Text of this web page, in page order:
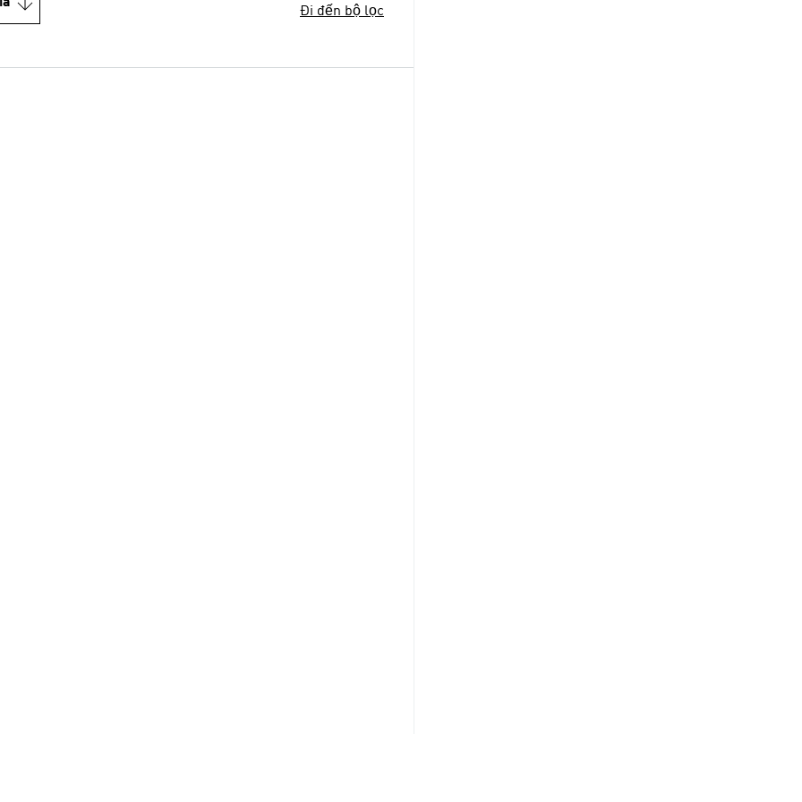
Đi đến bộ lọc